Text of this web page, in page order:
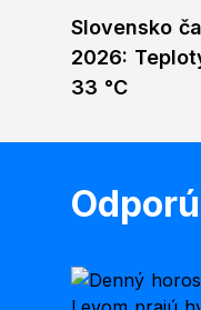
Slovensko
2026:
33 °C